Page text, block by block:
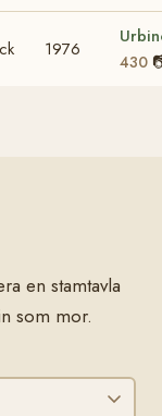
1976
430
en stamtavla
som mor.